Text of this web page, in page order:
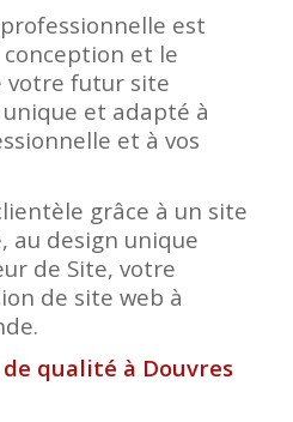
est
et le
votre futur site
et adapté à
et à vos
grâce à un site
au design unique
de Site, votre
de site web à
qualité à Douvres